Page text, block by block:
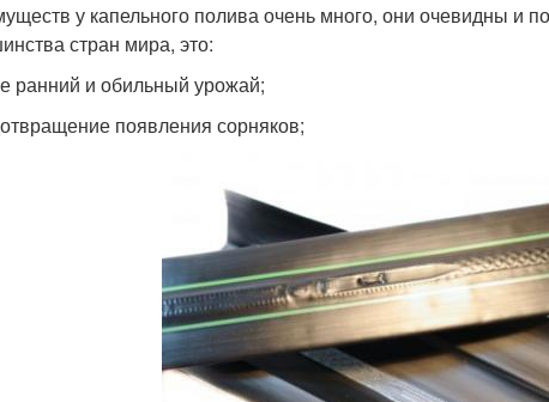
у капельного полива очень много, они очевидны и
стран мира, это:
ранний и обильный урожай;
появления сорняков;